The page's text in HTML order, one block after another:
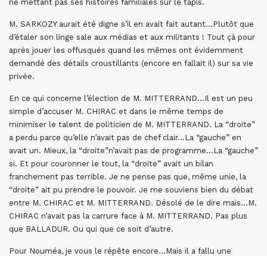
ne mettant pas ses histoires familiales sur le tapis.
M. SARKOZY aurait été digne s’il en avait fait autant…Plutôt que
d’étaler son linge sale aux médias et aux militants ! Tout çà pour
après jouer les offusqués quand les mêmes ont évidemment
demandé des détails croustillants (encore en fallait il) sur sa vie
privée.
En ce qui concerne l’élection de M. MITTERRAND…Il est un peu
simple d’accuser M. CHIRAC et dans le même temps de
minimiser le talent de politicien de M. MITTERRAND. La “droite”
a perdu parce qu’elle n’avait pas de chef clair…La “gauche” en
avait un. Mieux, la “droite”n’avait pas de programme…La “gauche”
si. Et pour couronner le tout, la “droite” avait un bilan
franchement pas terrible. Je ne pense pas que, même unie, la
“droite” ait pu prendre le pouvoir. Je me souviens bien du débat
entre M. CHIRAC et M. MITTERRAND. Désolé de le dire mais…M.
CHIRAC n’avait pas la carrure face à M. MITTERRAND. Pas plus
que BALLADUR. Ou qui que ce soit d’autre.
Pour Nouméa, je vous le répête encore…Mais il a fallu une